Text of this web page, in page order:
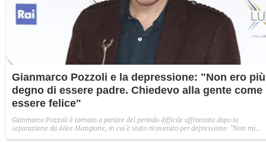
Gianmarco Pozzoli e la depressione: "Non ero più
degno di essere padre. Chiedevo alla gente come
essere felice"
Gianmarco Pozzoli è tornato a parlare del periodo difficile affrontato dopo la
separazione da Alice Mangione, in cui è stato ricoverato per depressione: "Non mi